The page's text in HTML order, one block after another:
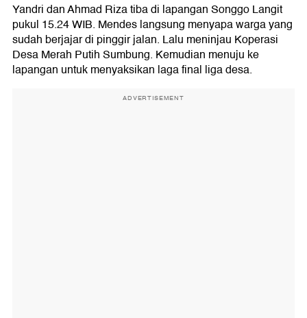
Yandri dan Ahmad Riza tiba di lapangan Songgo Langit
pukul 15.24 WIB. Mendes langsung menyapa warga yang
sudah berjajar di pinggir jalan. Lalu meninjau Koperasi
Desa Merah Putih Sumbung. Kemudian menuju ke
lapangan untuk menyaksikan laga final liga desa.
ADVERTISEMENT